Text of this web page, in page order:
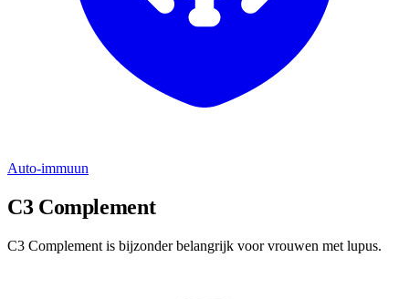
Auto-immuun
C3 Complement
C3 Complement is bijzonder belangrijk voor vrouwen met lupus.